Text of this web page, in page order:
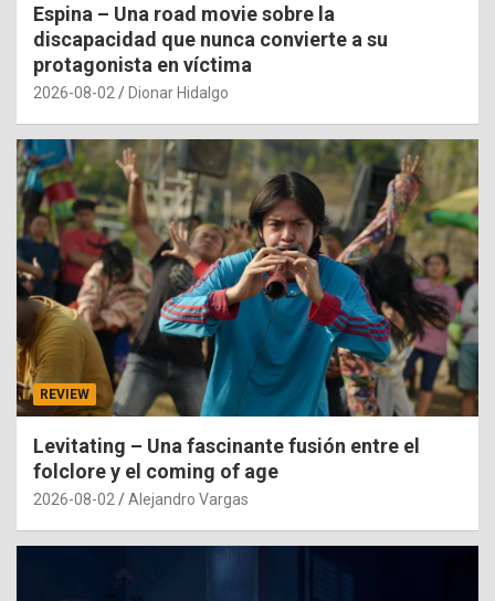
Espina – Una road movie sobre la
discapacidad que nunca convierte a su
protagonista en víctima
2026-08-02 Dionar Hidalgo
REVIEW
Levitating – Una fascinante fusión entre el
folclore y el coming of age
2026-08-02 Alejandro Vargas